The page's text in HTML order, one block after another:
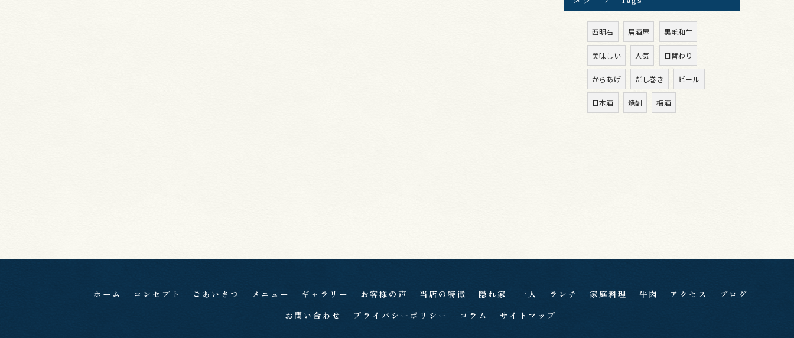
西明石 居酒屋 黒毛和牛
美味しい 人気 日替わり
からあげ だし巻き ビール
日本酒 焼酎 梅酒
ホーム コンセプト ごあいさつ メニュー ギャラリー お客様の声 当店の特徴 隠れ家 一人 ランチ 家庭料理 牛肉 アクセス
ブログ
お問い合わせ
プライバシーポリシー コラム サイトマップ